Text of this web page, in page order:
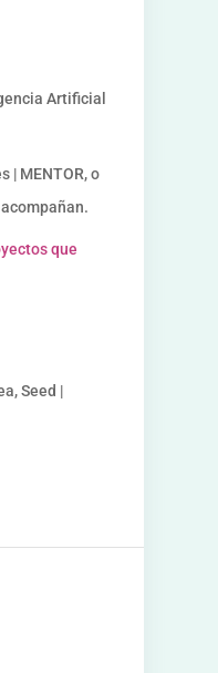
Artificial
| MENTOR, o
que
Seed |